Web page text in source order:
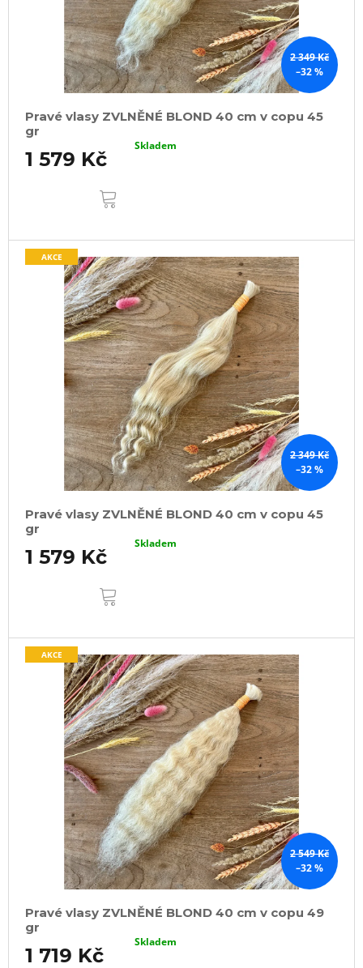
2 349 Kč
–32 %
Pravé vlasy ZVLNĚNÉ BLOND 40 cm v copu 45
gr
1 579 Kč
Skladem
2 349 Kč
–32 %
AKCE
Pravé vlasy ZVLNĚNÉ BLOND 40 cm v copu 45
gr
1 579 Kč
Skladem
2 549 Kč
–32 %
AKCE
Pravé vlasy ZVLNĚNÉ BLOND 40 cm v copu 49
gr
1 719 Kč
Skladem